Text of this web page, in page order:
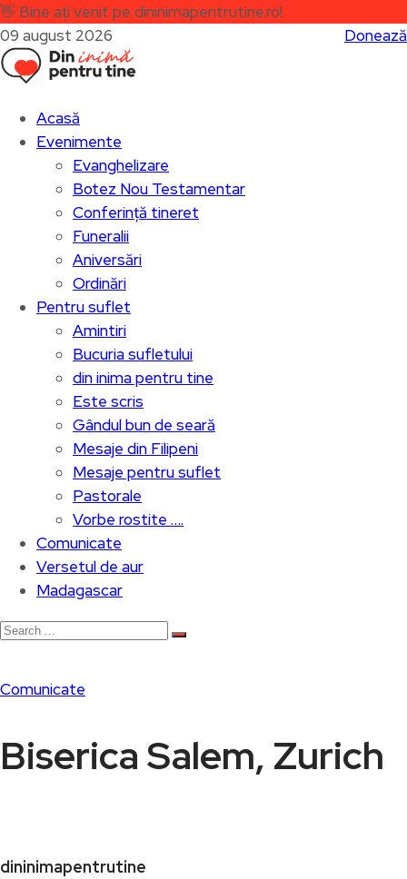
👋 Bine ați venit pe dininimapentrutine.ro!
09 august 2026
Donează
Acasă
Evenimente
Evanghelizare
Botez Nou Testamentar
Conferință tineret
Funeralii
Aniversări
Ordinări
Pentru suflet
Amintiri
Bucuria sufletului
din inima pentru tine
Este scris
Gândul bun de seară
Mesaje din Filipeni
Mesaje pentru suflet
Pastorale
Vorbe rostite ….
Comunicate
Versetul de aur
Madagascar
Comunicate
Biserica Salem, Zurich
dininimapentrutine